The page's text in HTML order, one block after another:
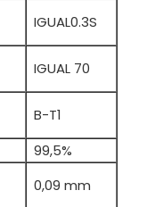
IGUAL0.3S
IGUAL 70
B-T1
99,5%
0,09 mm